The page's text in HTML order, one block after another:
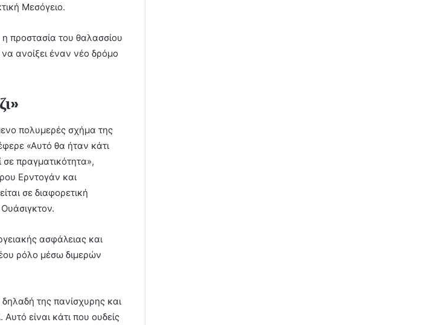
Μεσόγειο.
προστασία του θαλασσίου
ανοίξει έναν νέο δρόμο
πολυμερές σχήμα της
«Αυτό θα ήταν κάτι
πραγματικότητα»,
Ερντογάν και
σε διαφορετική
ασφάλειας και
ρόλο μέσω διμερών
της πανίσχυρης και
είναι κάτι που ουδείς